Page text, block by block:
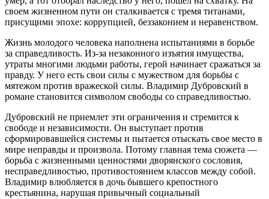
своем жизненном пути он сталкивается с тремя титанами,
присущими эпохе: коррупцией, беззаконием и неравенством.
Жизнь молодого человека наполнена испытаниями в борьбе
за справедливость. Из-за незаконного изъятия имущества,
утраты многими людьми работы, герой начинает сражаться за
правду. У него есть свои силы с мужеством для борьбы с
мятежом против вражеской силы. Владимир Дубровский в
романе становится символом свободы со справедливостью.
Дубровский не приемлет эти ограничения и стремится к
свободе и независимости. Он выступает против
сформировавшейся системы и пытается отыскать свое место в
мире неправды и произвола. Потому главная тема сюжета —
борьба с жизненными ценностями дворянского сословия,
несправедливостью, противостоянием классов между собой.
Владимир влюбляется в дочь бывшего крепостного
крестьянина, нарушая привычный социальный